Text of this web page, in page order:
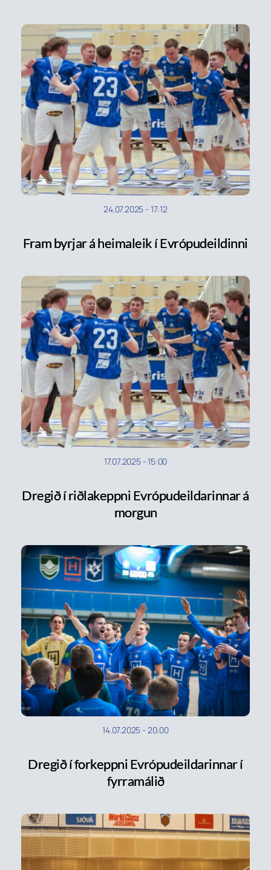
24.07.2025 - 17:12
Fram byrjar á heimaleik í Evrópudeildinni
17.07.2025-15:00
Dregið í riðlakeppni Evrópudeildarinnar á
morgun
14.07.2025 - 20:00
Dregið í forkeppni Evrópudeildarinnar í
fyrramálið